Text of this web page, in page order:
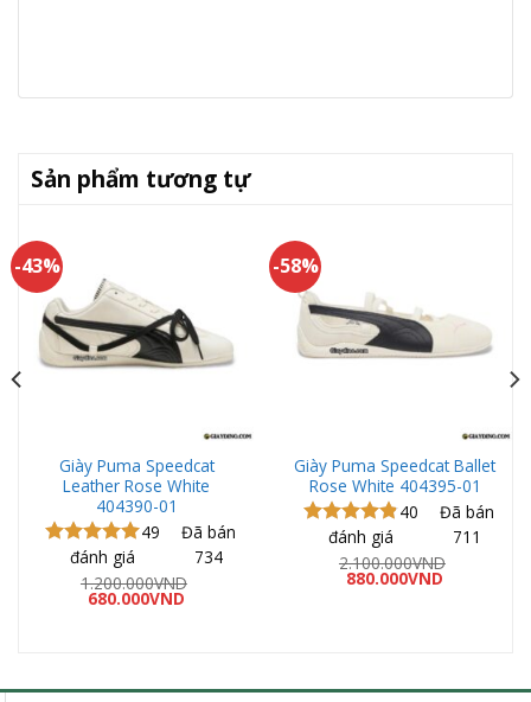
Sản phẩm tương tự
-43%
Giày Puma Speedcat
Leather Rose White
404390-01
Được xếp
hạng 5.00
49
đánh giá
Đã bán
734
1.200.000VND
Giá
680.000VND
-58%
Giày Puma Speedcat Ballet
Rose White 404395-01
Được xếp
hạng 4.80
40
đánh giá
Đã bán
711
2.100.000VND
Giá
880.000VND